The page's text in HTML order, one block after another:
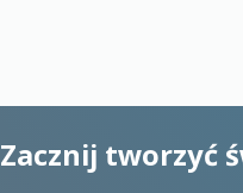
Zacznij tworzyć